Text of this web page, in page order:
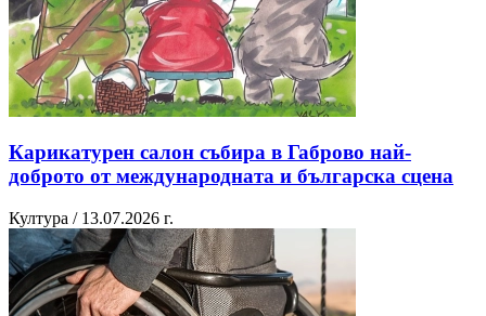
Карикатурен салон събира в Габрово най-
доброто от международната и българска сцена
Култура / 13.07.2026 г.